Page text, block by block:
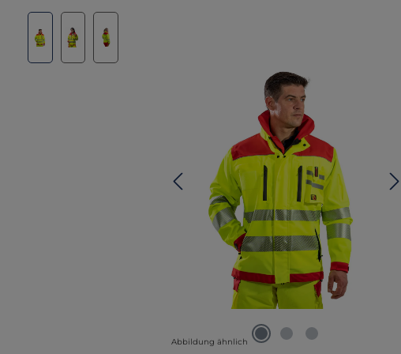
Bildergalerie überspringen
Abbildung ähnlich